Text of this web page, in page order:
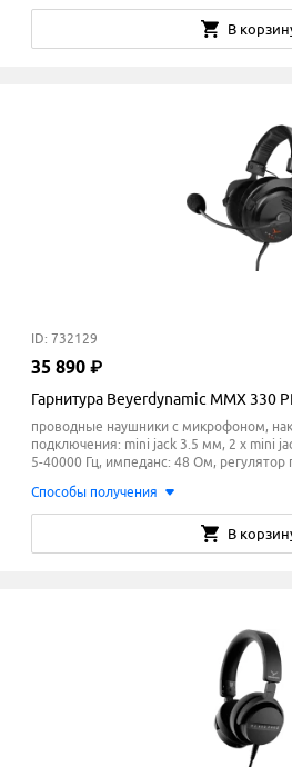
В
ID: 732129
35 890 ₽
Гарнитура Beyerdynamic MMX 330
проводные наушники с микрофоном,
подключения: mini jack 3.5 мм, 2 x mini
5-40000 Гц, импеданс: 48 Ом, регулятор
Способы получения
В